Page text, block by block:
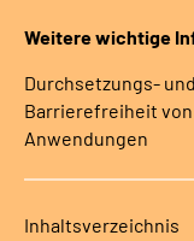
Weitere wichtige
Durchsetzungs-
Barrierefreiheit
Anwendungen
Inhaltsverzeichnis